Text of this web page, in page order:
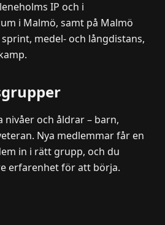
IP och i
i Malmö, samt på Malmö
medel- och långdistans,
och åldrar – barn,
Nya medlemmar får en
in i rätt grupp, och du
erfarenhet för att börja.